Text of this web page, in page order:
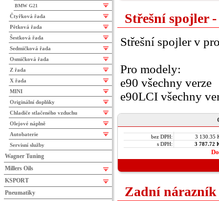
Střešní spojler
Střešní spojler v
Pro modely:
e90 všechny verze
e90LCI všechny
bez DPH:
3 130.35
s DPH:
3 787.72
Zadní
BMW G21
Čtyřková řada
Pětková řada
Šestková řada
Sedmičková řada
Osmičková řada
Z řada
X řada
MINI
Originální doplňky
Chladiče stlačeného vzduchu
Olejové náplně
Autobaterie
Servisní služby
Wagner Tuning
Millers Oils
KSPORT
Pneumatiky